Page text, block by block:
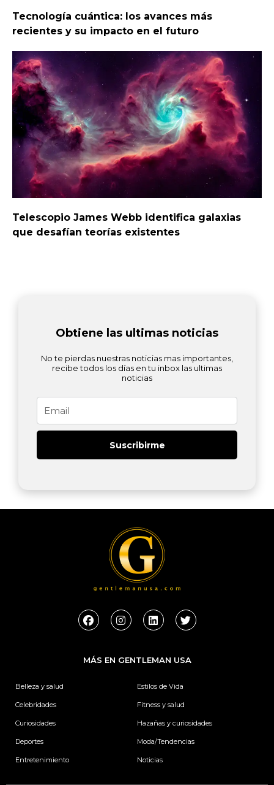
Tecnología cuántica: los avances más
recientes y su impacto en el futuro
Telescopio James Webb identifica galaxias
que desafían teorías existentes
Obtiene las ultimas noticias
No te pierdas nuestras noticias mas importantes,
recibe todos los días en tu inbox las ultimas
noticias
Suscribirme
F
a
b
o
I
n
a
g
L
i
e
d
n
T
w
t
e
MÁS EN GENTLEMAN USA
Belleza y salud
Celebridades
Curiosidades
Deportes
Entretenimiento
Estilos de Vida
Fitness y salud
Hazañas y curiosidades
Moda/Tendencias
Noticias